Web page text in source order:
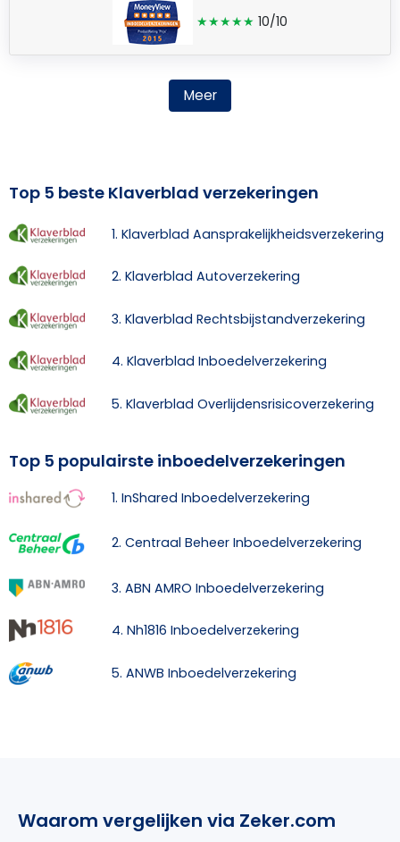
★★★★★ 10/10
Meer
Top 5 beste Klaverblad verzekeringen
1. Klaverblad Aansprakelijkheidsverzekering
2. Klaverblad Autoverzekering
3. Klaverblad Rechtsbijstandverzekering
4. Klaverblad Inboedelverzekering
5. Klaverblad Overlijdensrisicoverzekering
Top 5 populairste inboedelverzekeringen
1. InShared Inboedelverzekering
2. Centraal Beheer Inboedelverzekering
3. ABN AMRO Inboedelverzekering
4. Nh1816 Inboedelverzekering
5. ANWB Inboedelverzekering
Waarom vergelijken via Zeker.com